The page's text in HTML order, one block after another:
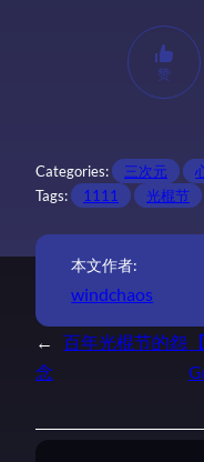
赞
Categories: 三次元
Tags:
1111 光棍节
本文作者:
windchaos
←
百年光棍节的怨
念